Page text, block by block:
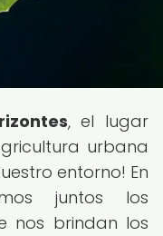
, el lugar
urbana
entorno! En
juntos los
nos brindan los